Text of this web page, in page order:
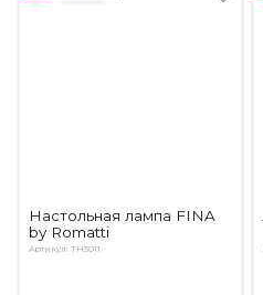
Настольная лампа FINA
by Romatti
Артикул: ТН3011